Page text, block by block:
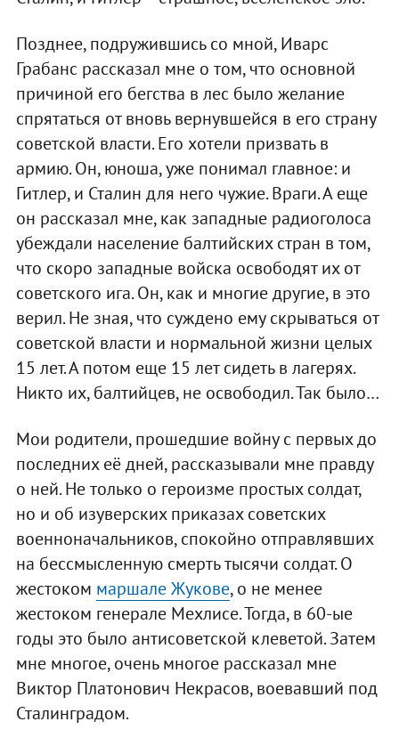
Позднее, подружившись со мной, Иварс
Грабанс рассказал мне о том, что основной
причиной его бегства в лес было желание
спрятаться от вновь вернувшейся в его страну
советской власти. Его хотели призвать в
армию. Он, юноша, уже понимал главное: и
Гитлер, и Сталин для него чужие. Враги. А еще
он рассказал мне, как западные радиоголоса
убеждали население балтийских стран в том,
что скоро западные войска освободят их от
советского ига. Он, как и многие другие, в это
верил. Не зная, что суждено ему скрываться от
советской власти и нормальной жизни целых
15 лет. А потом еще 15 лет сидеть в лагерях.
Никто их, балтийцев, не освободил. Так было…
Мои родители, прошедшие войну с первых до
последних её дней, рассказывали мне правду
о ней. Не только о героизме простых солдат,
но и об изуверских приказах советских
военноначальников, спокойно отправлявших
на бессмысленную смерть тысячи солдат. О
жестоком маршале Жукове, о не менее
жестоком генерале Мехлисе. Тогда, в 60-ые
годы это было антисоветской клеветой. Затем
мне многое, очень многое рассказал мне
Виктор Платонович Некрасов, воевавший под
Сталинградом.